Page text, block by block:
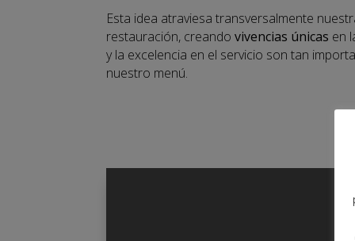
Esta idea atraviesa transversalmente
restauración, creandovivencias únicas en
y la excelencia en el servicio son tan
nuestro menú.